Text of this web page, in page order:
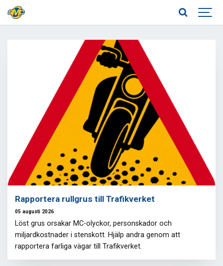
Rapportera rullgrus till Trafikverket
05 augusti 2026
Löst grus orsakar MC-olyckor, personskador och
miljardkostnader i stenskott. Hjälp andra genom att
rapportera farliga vägar till Trafikverket.